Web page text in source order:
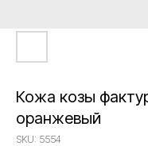
Кожа козы
оранжевый
SKU: 5554